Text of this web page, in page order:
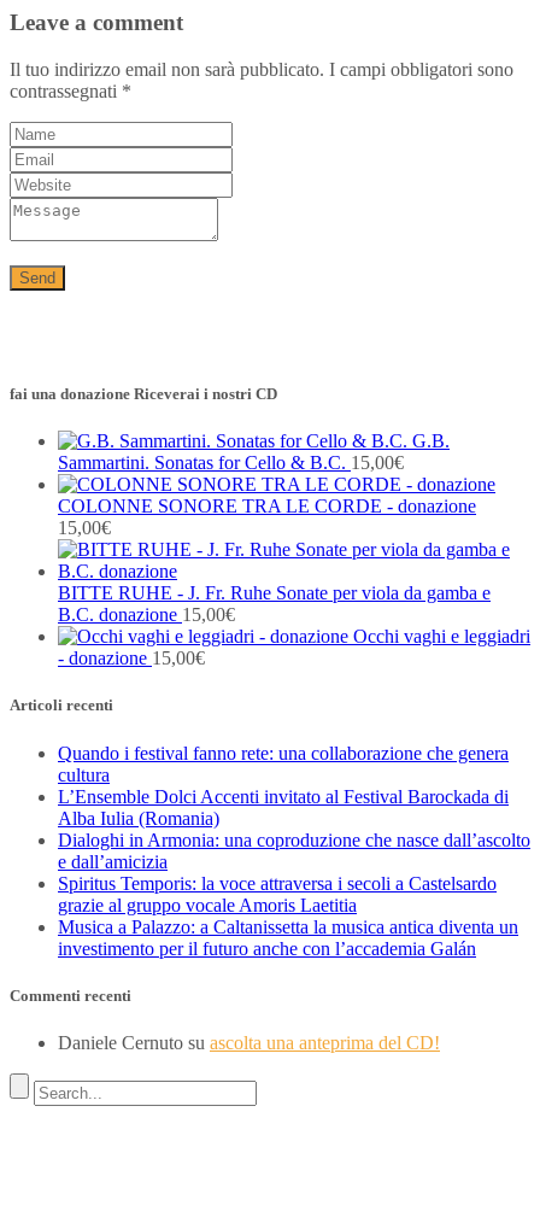
Leave a comment
Il tuo indirizzo email non sarà pubblicato. I campi obbligatori sono
contrassegnati *
fai una donazione Riceverai i nostri CD
G.B.
Sammartini. Sonatas for Cello & B.C. 15,00€
COLONNE SONORE TRA LE CORDE - donazione
15,00€
BITTE RUHE - J. Fr. Ruhe Sonate per viola da gamba e
B.C. donazione 15,00€
Occhi vaghi e leggiadri
- donazione 15,00€
Articoli recenti
Quando i festival fanno rete: una collaborazione che genera
cultura
L’Ensemble Dolci Accenti invitato al Festival Barockada di
Alba Iulia (Romania)
Dialoghi in Armonia: una coproduzione che nasce dall’ascolto
e dall’amicizia
Spiritus Temporis: la voce attraversa i secoli a Castelsardo
grazie al gruppo vocale Amoris Laetitia
Musica a Palazzo: a Caltanissetta la musica antica diventa un
investimento per il futuro anche con l’accademia Galán
Commenti recenti
Daniele Cernuto su ascolta una anteprima del CD!